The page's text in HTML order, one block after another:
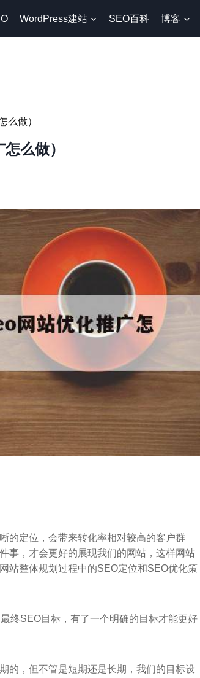
WordPress建站 SEO百科 博客
么做）
么做）
的定位，会带来转化率相对较高的客户群
事，才会更好的展现我们的网站，这样网站
站整体规划过程中的SEO定位和SEO优化策
终SEO目标，有了一个明确的目标才能更好
的，但不管是短期还是长期，我们的目标设